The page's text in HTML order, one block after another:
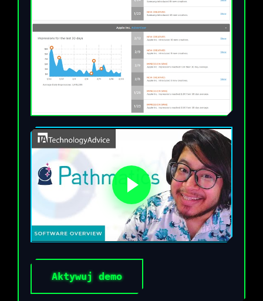
Aktywuj demo